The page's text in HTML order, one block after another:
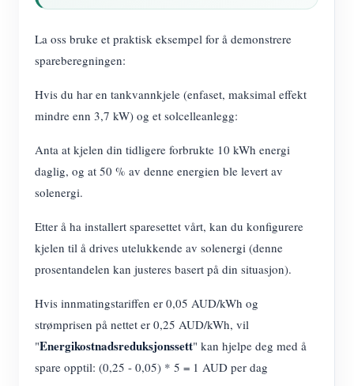
La oss bruke et praktisk eksempel for å demonstrere
spareberegningen:
Hvis du har en tankvannkjele (enfaset, maksimal effekt
mindre enn 3,7 kW) og et solcelleanlegg:
Anta at kjelen din tidligere forbrukte 10 kWh energi
daglig, og at 50 % av denne energien ble levert av
solenergi.
Etter å ha installert sparesettet vårt, kan du konfigurere
kjelen til å drives utelukkende av solenergi (denne
prosentandelen kan justeres basert på din situasjon).
Hvis innmatingstariffen er 0,05 AUD/kWh og
strømprisen på nettet er 0,25 AUD/kWh, vil
"Energikostnadsreduksjonssett" kan hjelpe deg med å
spare opptil: (0,25 - 0,05) * 5 = 1 AUD per dag